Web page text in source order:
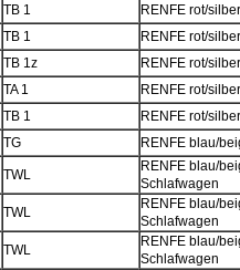
TB 1 RENFE rot/
TB 1 RENFE rot/
TB 1z RENFE rot/
TA 1 RENFE rot/
TB 1 RENFE rot/
TG RENFE blau/
TWL
RENFE blau/
Schlafwagen
TWL
RENFE blau/
Schlafwagen
TWL
RENFE blau/
Schlafwagen